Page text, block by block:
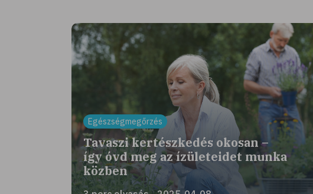
Egészségmegőrzés
Tavaszi kertészkedés okosan –
így óvd meg az ízületeidet munka
közben